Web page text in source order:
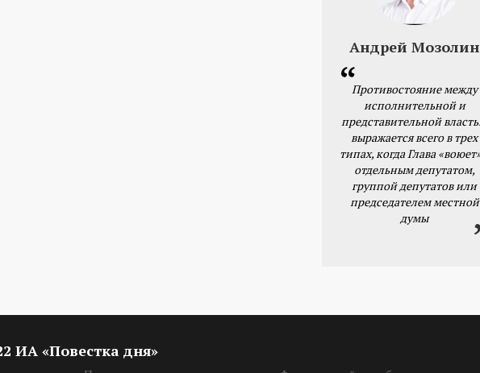
Андрей Мозолин
Противостояние между
исполнительной и
представительной
выражается всего в трех
типах, когда Глава
отдельным депутатом,
группой депутатов или
председателем местной
думы
ИА «Повестка дня»